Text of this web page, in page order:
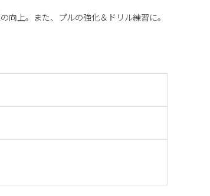
向上。また、プルの強化＆ドリル練習に。